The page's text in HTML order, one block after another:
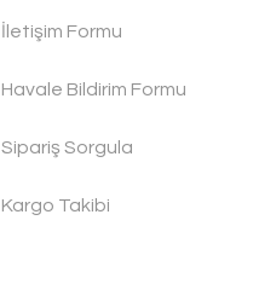
İletişim Formu
Havale Bildirim Formu
Sipariş Sorgula
Kargo Takibi